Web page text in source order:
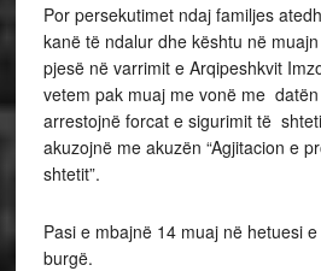
Por persekutimet ndaj familjes
kanë të ndalur dhe kështu në
pjesë në varrimit e Arqipeshkvit
vetem pak muaj me vonë me
arrestojnë forcat e sigurimit të
akuzojnë me akuzën “Agjitacion e
shtetit”.
Pasi e mbajnë 14 muaj në hetuesi
burgë.